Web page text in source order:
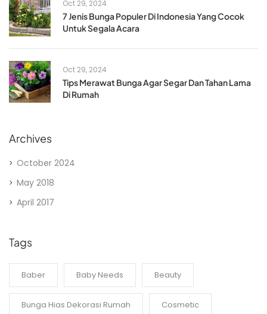
Oct 29, 2024
7 Jenis Bunga Populer Di Indonesia Yang Cocok
Untuk Segala Acara
Oct 29, 2024
Tips Merawat Bunga Agar Segar Dan Tahan Lama
Di Rumah
Archives
October 2024
May 2018
April 2017
Tags
Baber Baby Needs Beauty
Bunga Hias Dekorasi Rumah Cosmetic